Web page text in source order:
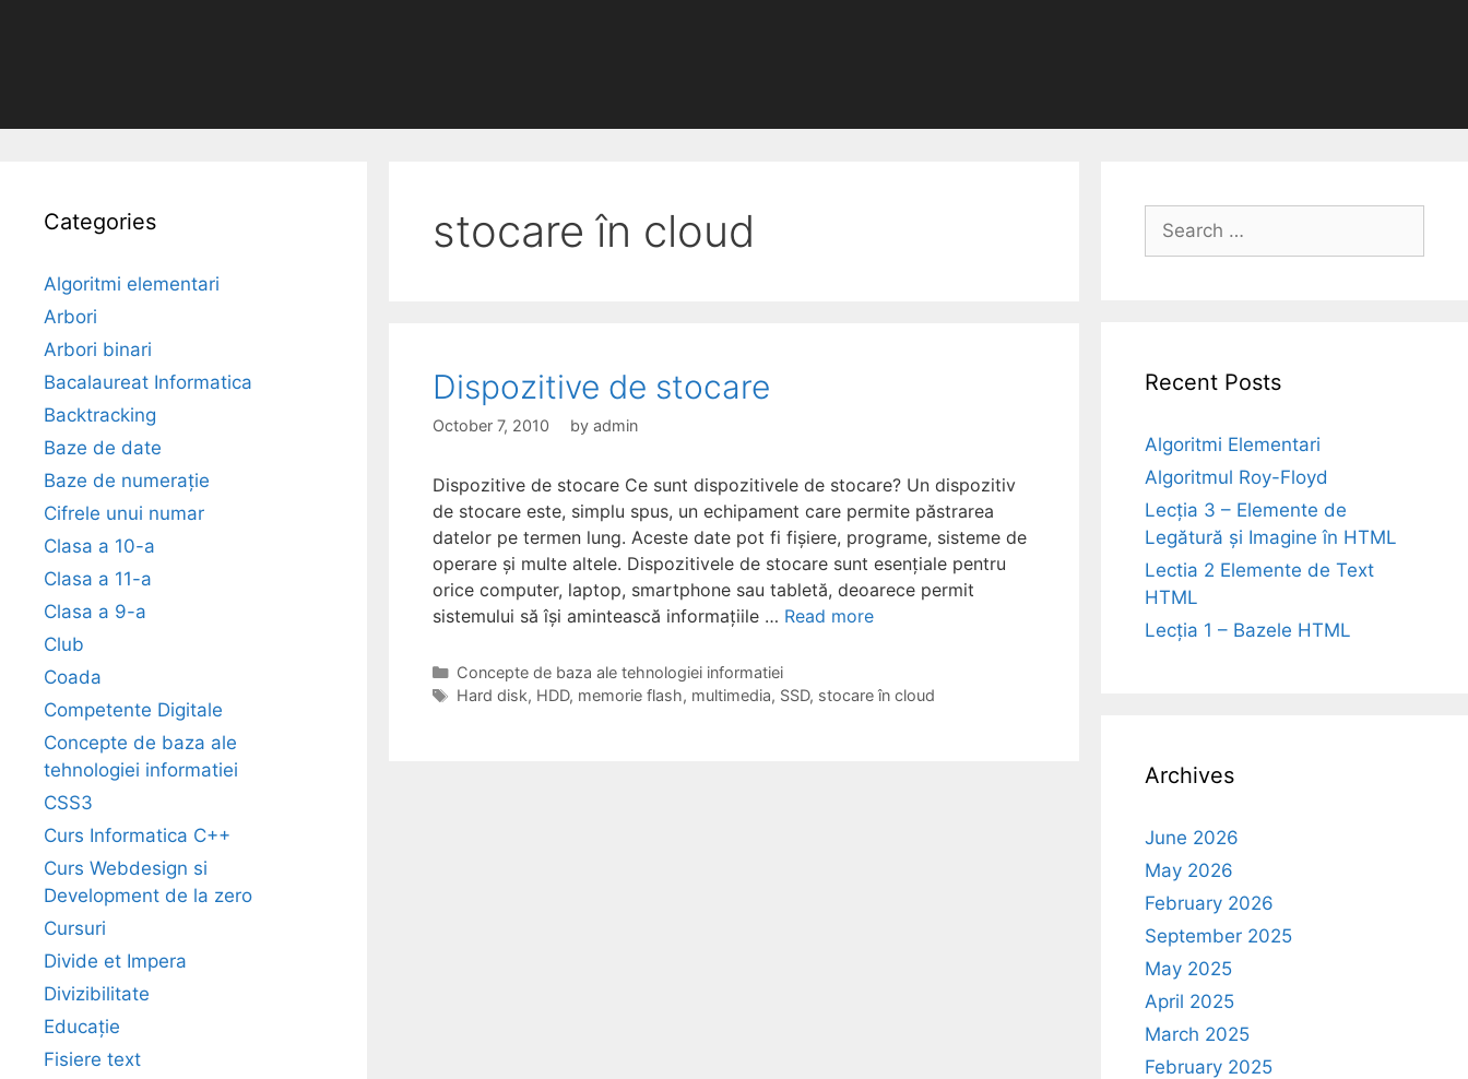
stocare în cloud
Dispozitive de stocare
October 7, 2010 by admin
Dispozitive de stocare Ce sunt dispozitivele de stocare? Un dispozitiv
de stocare este, simplu spus, un echipament care permite păstrarea
datelor pe termen lung. Aceste date pot fi fișiere, programe, sisteme de
operare și multe altele. Dispozitivele de stocare sunt esențiale pentru
orice computer, laptop, smartphone sau tabletă, deoarece permit
sistemului să își amintească informațiile … Read more
Categories
Concepte de baza ale tehnologiei informatiei
Tags
Hard disk, HDD, memorie flash, multimedia, SSD, stocare în cloud
Categories
Algoritmi elementari
Arbori
Arbori binari
Bacalaureat Informatica
Backtracking
Baze de date
Baze de numerație
Cifrele unui numar
Clasa a 10-a
Clasa a 11-a
Clasa a 9-a
Club
Coada
Competente Digitale
Concepte de baza ale
tehnologiei informatiei
CSS3
Curs Informatica C++
Curs Webdesign si
Development de la zero
Cursuri
Divide et Impera
Divizibilitate
Educație
Fisiere text
Search
for:
Recent Posts
Algoritmi Elementari
Algoritmul Roy-Floyd
Lecția 3 – Elemente de
Legătură și Imagine în HTML
Lectia 2 Elemente de Text
HTML
Lecția 1 – Bazele HTML
Archives
June 2026
May 2026
February 2026
September 2025
May 2025
April 2025
March 2025
February 2025